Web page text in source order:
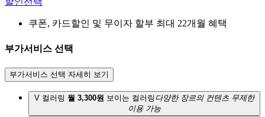
쿠폰, 카드할인 및 무이자 할부 최대 22개월 혜택
부가서비스 선택
부가서비스 선택 자세히 보기
V 컬러링 월 3,300원 보이는 컬러링 다양한 장르의 컨텐츠 무제한
이용 가능